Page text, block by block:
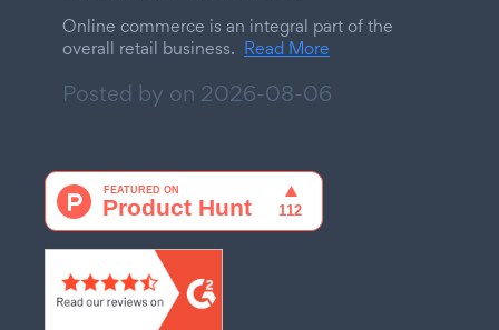
Online commerce is an integral part of the
overall retail business. Read More
Posted by on 2026-08-06